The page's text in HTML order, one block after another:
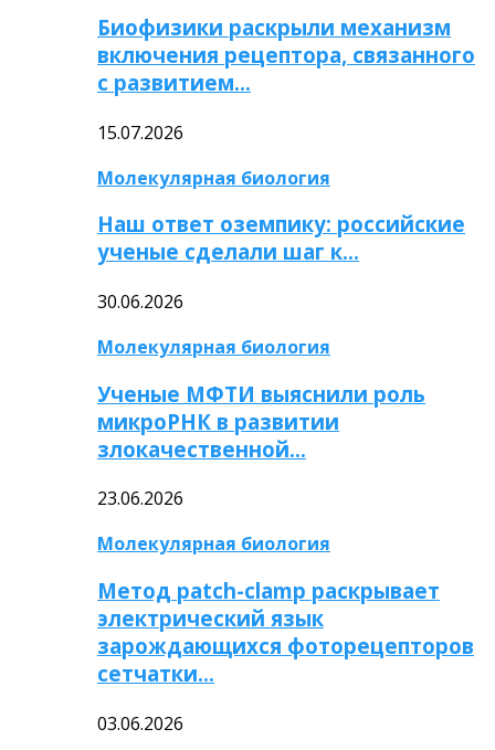
Биофизики раскрыли механизм
включения рецептора, связанного
с развитием…
15.07.2026
Молекулярная биология
Наш ответ оземпику: российские
ученые сделали шаг к…
30.06.2026
Молекулярная биология
Ученые МФТИ выяснили роль
микроРНК в развитии
злокачественной…
23.06.2026
Молекулярная биология
Метод patch-clamp раскрывает
электрический язык
зарождающихся фоторецепторов
сетчатки…
03.06.2026